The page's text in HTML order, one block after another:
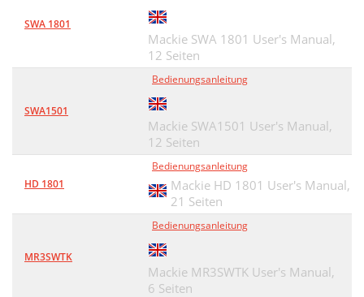
SWA 1801
Mackie SWA 1801 User's Manual,
12 Seiten
SWA1501
Bedienungsanleitung
Mackie SWA1501 User's Manual,
12 Seiten
HD 1801
Bedienungsanleitung
Mackie HD 1801 User's Manual,
21 Seiten
MR3SWTK
Bedienungsanleitung
Mackie MR3SWTK User's Manual,
6 Seiten